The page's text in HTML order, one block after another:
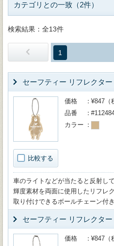
カテゴリとの一致（2件）
検索結果：全13件
1
セーフティー リフレクター
比較する
価格
¥847（
品番
カラー
車のライトなどが当たると反射し
輝度素材を両面に使用したリフレ
取り付けできるボールチェーン付き
セーフティー リフレクター
価格
¥847（